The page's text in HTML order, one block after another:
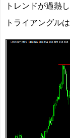
トレンドが過熱
トライアングル